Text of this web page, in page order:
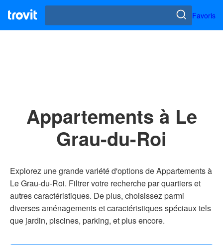
Favoris
Appartements à Le
Grau-du-Roi
Explorez une grande variété d'options de Appartements à
Le Grau-du-Roi. Filtrer votre recherche par quartiers et
autres caractéristiques. De plus, choisissez parmi
diverses aménagements et caractéristiques spéciaux tels
que jardin, piscines, parking, et plus encore.